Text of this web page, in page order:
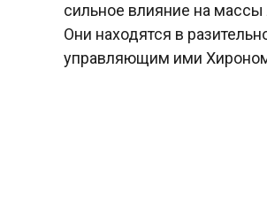
сильное влияние на
Они находятся в
управляющим ими